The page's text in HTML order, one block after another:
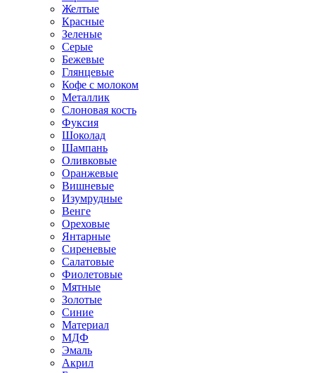
Желтые
Красные
Зеленые
Серые
Бежевые
Глянцевые
Кофе с молоком
Металлик
Слоновая кость
Фуксия
Шоколад
Шампань
Оливковые
Оранжевые
Вишневые
Изумрудные
Венге
Ореховые
Янтарные
Сиреневые
Салатовые
Фиолетовые
Мятные
Золотые
Синие
Материал
МДФ
Эмаль
Акрил